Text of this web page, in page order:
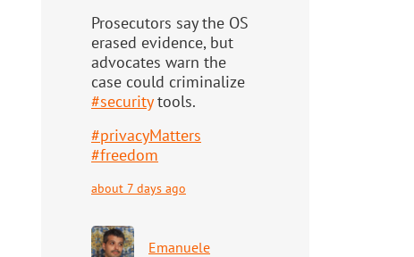
Prosecutors say the OS
erased evidence, but
advocates warn the
case could criminalize
#securitytools.
#privacyMatters
#freedom
about 7 days ago
Emanuele